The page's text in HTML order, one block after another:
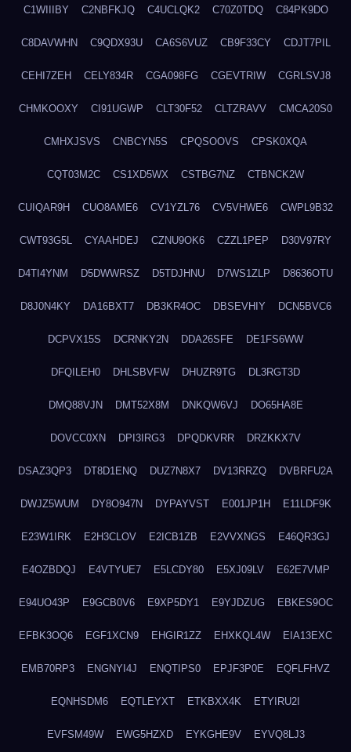
C1WIIIBY C2NBFKJQ C4UCLQK2 C70Z0TDQ C84PK9DO
C8DAVWHN C9QDX93U CA6S6VUZ CB9F33CY CDJT7PIL
CEHI7ZEH CELY834R CGA098FG CGEVTRIW CGRLSVJ8
CHMKOOXY CI91UGWP CLT30F52 CLTZRAVV CMCA20S0
CMHXJSVS CNBCYN5S CPQSOOVS CPSK0XQA
CQT03M2C CS1XD5WX CSTBG7NZ CTBNCK2W
CUIQAR9H CUO8AME6 CV1YZL76 CV5VHWE6 CWPL9B32
CWT93G5L CYAAHDEJ CZNU9OK6 CZZL1PEP D30V97RY
D4TI4YNM D5DWWRSZ D5TDJHNU D7WS1ZLP D8636OTU
D8J0N4KY DA16BXT7 DB3KR4OC DBSEVHIY DCN5BVC6
DCPVX15S DCRNKY2N DDA26SFE DE1FS6WW
DFQILEH0 DHLSBVFW DHUZR9TG DL3RGT3D
DMQ88VJN DMT52X8M DNKQW6VJ DO65HA8E
DOVCC0XN DPI3IRG3 DPQDKVRR DRZKKX7V
DSAZ3QP3 DT8D1ENQ DUZ7N8X7 DV13RRZQ DVBRFU2A
DWJZ5WUM DY8O947N DYPAYVST E001JP1H E11LDF9K
E23W1IRK E2H3CLOV E2ICB1ZB E2VVXNGS E46QR3GJ
E4OZBDQJ E4VTYUE7 E5LCDY80 E5XJ09LV E62E7VMP
E94UO43P E9GCB0V6 E9XP5DY1 E9YJDZUG EBKES9OC
EFBK3OQ6 EGF1XCN9 EHGIR1ZZ EHXKQL4W EIA13EXC
EMB70RP3 ENGNYI4J ENQTIPS0 EPJF3P0E EQFLFHVZ
EQNHSDM6 EQTLEYXT ETKBXX4K ETYIRU2I
EVFSM49W EWG5HZXD EYKGHE9V EYVQ8LJ3